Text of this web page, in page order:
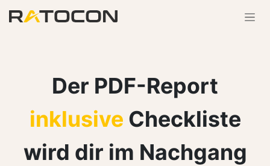
Der PDF-Report
inklusive Checkliste
wird dir im Nachgang